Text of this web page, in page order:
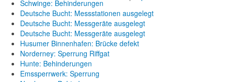
Schwinge: Behinderungen
Deutsche Bucht: Messstationen ausgelegt
Deutsche Bucht: Messgeräte ausgelegt
Deutsche Bucht: Messgeräte ausgelegt
Husumer Binnenhafen: Brücke defekt
Norderney: Sperrung Riffgat
Hunte: Behinderungen
Emssperrwerk: Sperrung